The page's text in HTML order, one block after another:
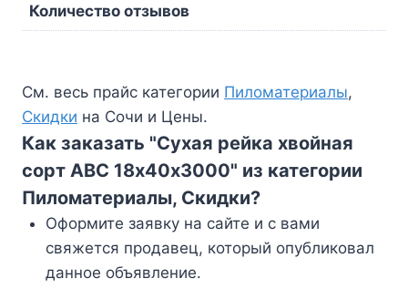
Количество отзывов
См. весь прайс категории Пиломатериалы,
Скидки на Сочи и Цены.
Как заказать "Сухая рейка хвойная
сорт АВС 18х40х3000" из категории
Пиломатериалы, Скидки?
Оформите заявку на сайте и с вами
свяжется продавец, который опубликовал
данное объявление.